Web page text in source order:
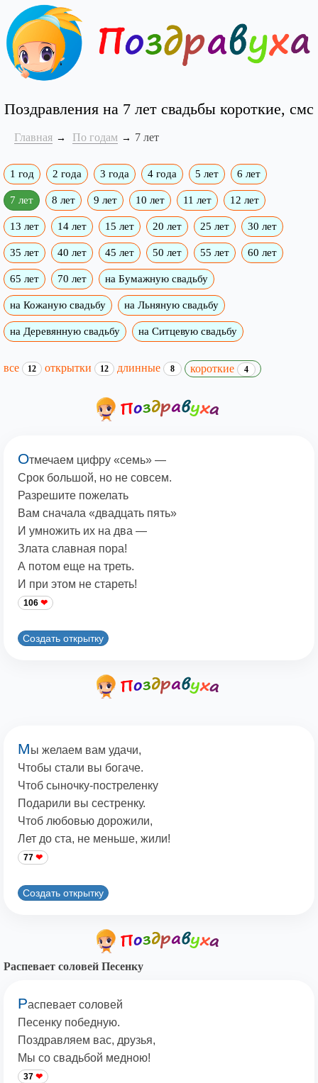
Поздравления на 7 лет свадьбы короткие, смс
Главная По годам 7 лет
1 год 2 года 3 года 4 года 5 лет 6 лет
7 лет 8 лет 9 лет 10 лет 11 лет 12 лет
13 лет 14 лет 15 лет 20 лет 25 лет 30 лет
35 лет 40 лет 45 лет 50 лет 55 лет 60 лет
65 лет 70 лет на Бумажную свадьбу
на Кожаную свадьбу на Льняную свадьбу
на Деревянную свадьбу на Ситцевую свадьбу
все 12 открытки 12 длинные 8 короткие 4
Отмечаем цифру «семь» —
Срок большой, но не совсем.
Разрешите пожелать
Вам сначала «двадцать пять»
И умножить их на два —
Злата славная пора!
А потом еще на треть.
И при этом не стареть!
106
Создать открытку
Мы желаем вам удачи,
Чтобы стали вы богаче.
Чтоб сыночку-постреленку
Подарили вы сестренку.
Чтоб любовью дорожили,
Лет до ста, не меньше, жили!
77
Создать открытку
Распевает соловей Песенку
Распевает соловей
Песенку победную.
Поздравляем вас, друзья,
Мы со свадьбой медною!
37